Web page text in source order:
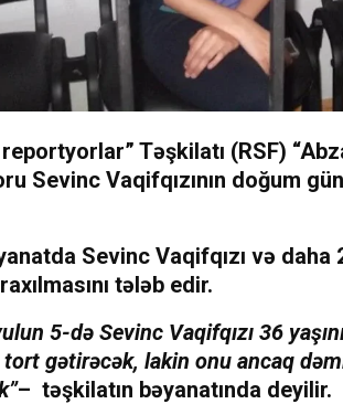
Təşkilatı (RSF)
Sevinc Vaqifqızının doğum
Sevinc Vaqifqızı və
tələb edir.
5-də Sevinc Vaqifqızı 36
tort gətirəcək, lakin onu ancaq
– təşkilatın bəyanatında deyilir.